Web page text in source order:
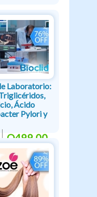
Laboratorio:
Ácido
Pylori y
Q499.00